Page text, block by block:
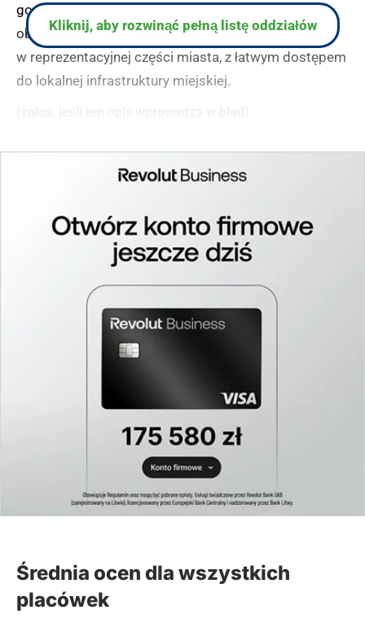
godzinach 8:30-16:30, oferując kompleksową
obsługę w ramach grupy SGB. Oddział położony jest
w reprezentacyjnej części miasta, z łatwym dostępem
do lokalnej infrastruktury miejskiej.
Kliknij, aby rozwinąć pełną listę oddziałów
Średnia ocen dla wszystkich
placówek